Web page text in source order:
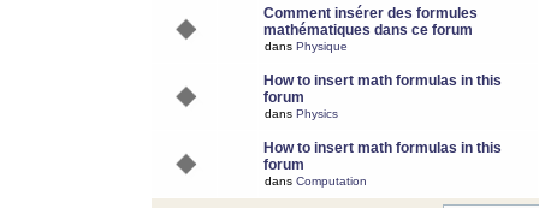
Comment insérer des formules
mathématiques dans ce forum
dans Physique
How to insert math formulas in this
forum
dans Physics
How to insert math formulas in this
forum
dans Computation